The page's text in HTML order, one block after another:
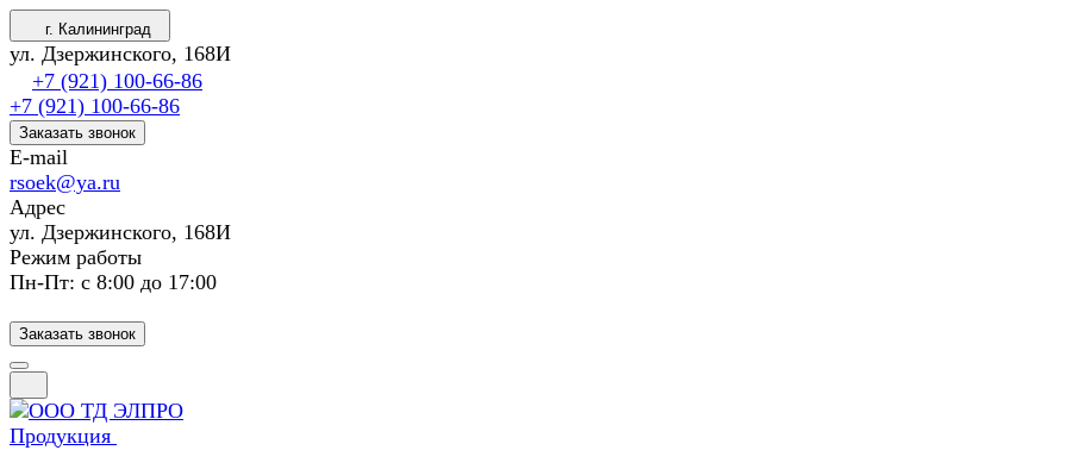
г. Калининград
ул. Дзержинского, 168И
+7 (921) 100-66-86
+7 (921) 100-66-86
Заказать звонок
E-mail
rsoek@ya.ru
Адрес
ул. Дзержинского, 168И
Режим работы
Пн-Пт: с 8:00 до 17:00
Заказать звонок
Продукция